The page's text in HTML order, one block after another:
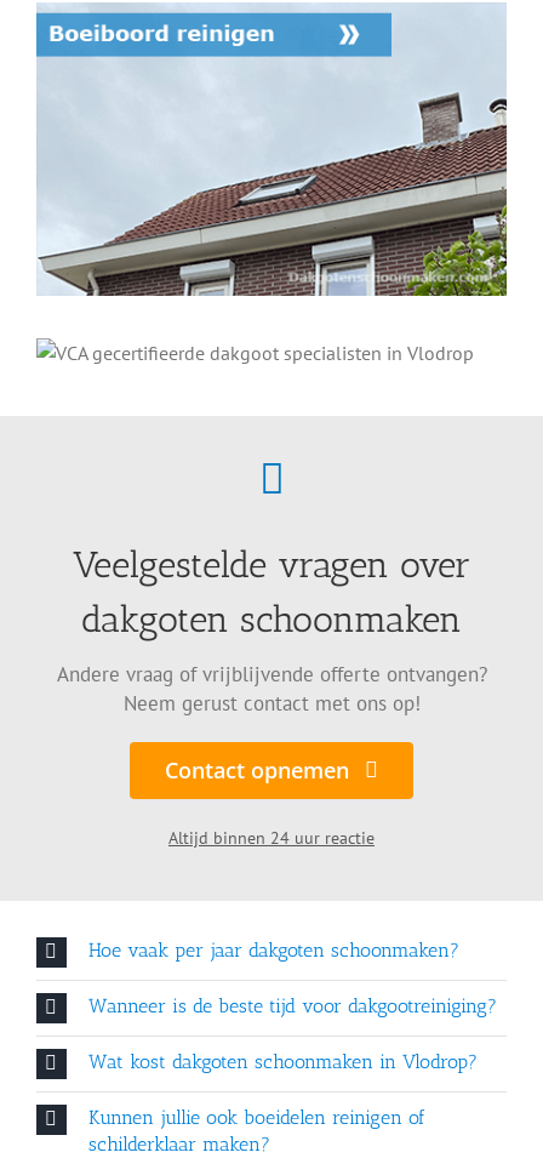
Veelgestelde vragen over
dakgoten schoonmaken
Andere vraag of vrijblijvende offerte ontvangen?
Neem gerust contact met ons op!
Contact opnemen
Altijd binnen 24 uur reactie
Hoe vaak per jaar dakgoten schoonmaken?
Wanneer is de beste tijd voor dakgootreiniging?
Wat kost dakgoten schoonmaken in Vlodrop?
Kunnen jullie ook boeidelen reinigen of
schilderklaar maken?